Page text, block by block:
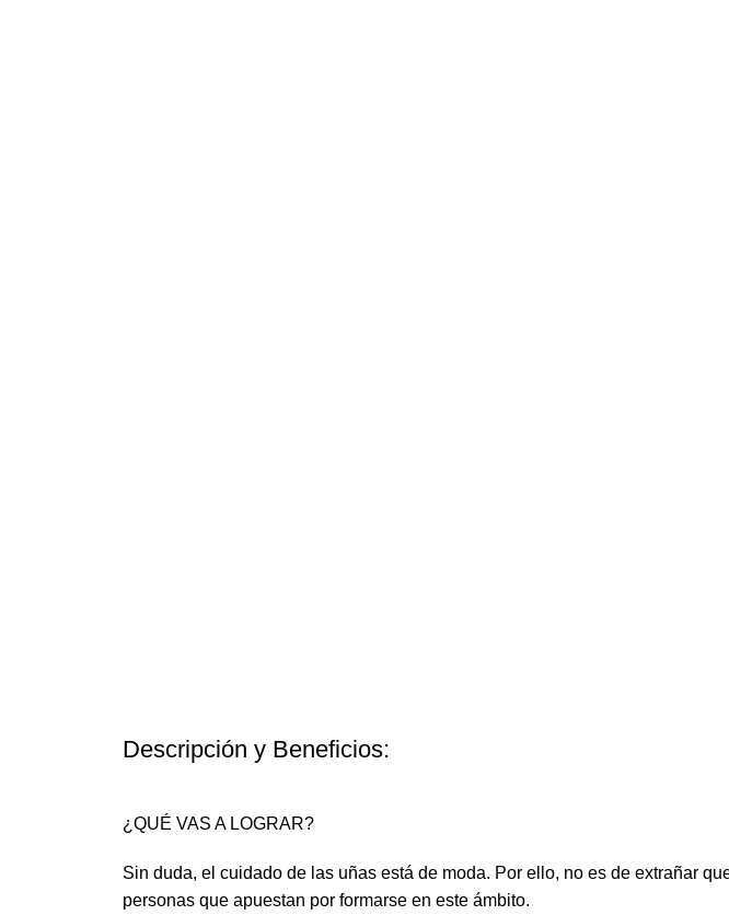
Descripción y Beneficios:
¿QUÉ VAS A LOGRAR?
Sin duda, el cuidado de las uñas está de moda. Por ello, no es de extrañar
personas que apuestan por formarse en este ámbito.